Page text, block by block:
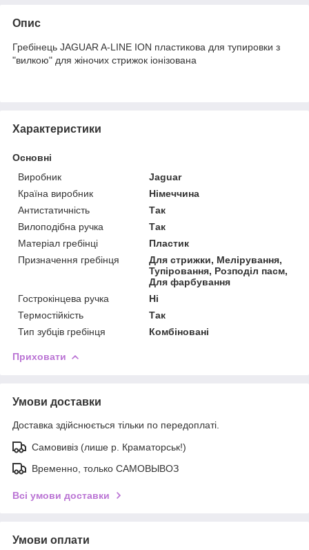
Опис
Гребінець JAGUAR A-LINE ION пластикова для тупировки з
"вилкою" для жіночих стрижок іонізована
Характеристики
Основні
Виробник
Jaguar
Країна виробник
Німеччина
Антистатичність
Так
Вилоподібна ручка
Так
Матеріал гребінці
Пластик
Призначення гребінця
Для стрижки, Мелірування,
Тупіровання, Розподіл пасм,
Для фарбування
Гострокінцева ручка
Ні
Термостійкість
Так
Тип зубців гребінця
Комбіновані
Приховати
Умови доставки
Доставка здійснюється тільки по передоплаті.
Самовивіз (лише р. Краматорськ!)
Временно, только САМОВЫВОЗ
Всі умови доставки
Умови оплати